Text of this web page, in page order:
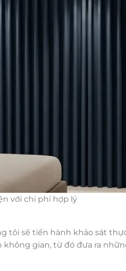
với chi phí hợp lý
tôi sẽ tiến hành khảo sát
gian, từ đó đưa ra